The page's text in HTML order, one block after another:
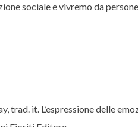
sociale e vivremo da
it. L’espressione delle